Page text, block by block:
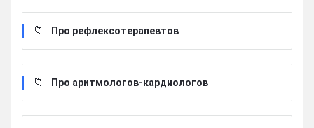
Про рефлексотерапевтов
Про аритмологов-кардиологов